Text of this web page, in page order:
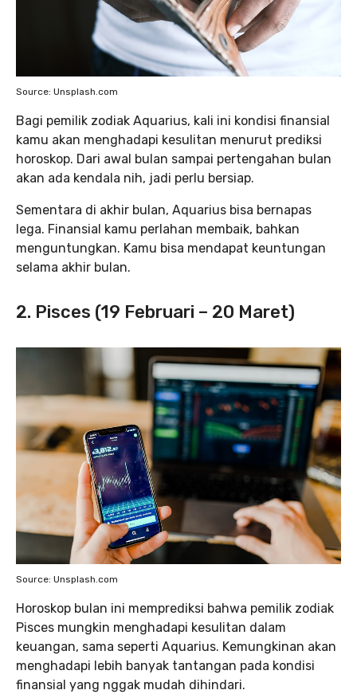
Source: Unsplash.com
Bagi pemilik zodiak Aquarius, kali ini kondisi finansial
kamu akan menghadapi kesulitan menurut prediksi
horoskop. Dari awal bulan sampai pertengahan bulan
akan ada kendala nih, jadi perlu bersiap.
Sementara di akhir bulan, Aquarius bisa bernapas
lega. Finansial kamu perlahan membaik, bahkan
menguntungkan. Kamu bisa mendapat keuntungan
selama akhir bulan.
2. Pisces (19 Februari – 20 Maret)
Source: Unsplash.com
Horoskop bulan ini memprediksi bahwa pemilik zodiak
Pisces mungkin menghadapi kesulitan dalam
keuangan, sama seperti Aquarius. Kemungkinan akan
menghadapi lebih banyak tantangan pada kondisi
finansial yang nggak mudah dihindari.